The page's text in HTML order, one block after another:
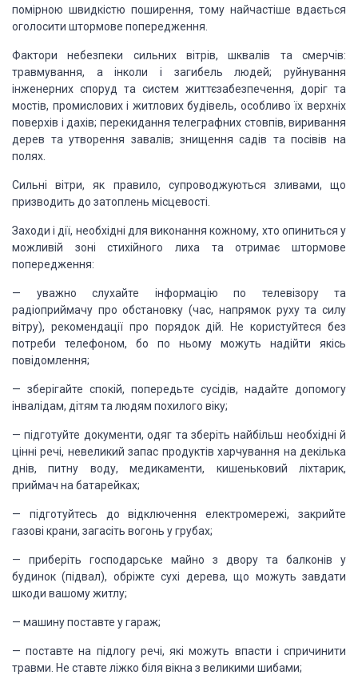
помірною швидкістю поширення, тому найчастіше вдається
оголосити штормове попередження.
Фактори небезпеки сильних вітрів, шквалів та смерчів:
травмування, а інколи і загибель людей; руйнування
інженерних споруд та систем життєзабезпечення, доріг та
мостів, промислових і житлових будівель, особливо їх верхніх
поверхів і дахів; перекидання телеграфних стовпів, виривання
дерев та утворення завалів; знищення садів та посівів на
полях.
Сильні вітри, як правило, супроводжуються зливами, що
призводить до затоплень місцевості.
Заходи і дії, необхідні для виконання кожному, хто опиниться у
можливій зоні стихійного лиха та отримає штормове
попередження:
— уважно слухайте інформацію по телевізору та
радіоприймачу про обстановку (час, напрямок руху та силу
вітру), рекомендації про порядок дій. Не користуйтеся без
потреби телефоном, бо по ньому можуть надійти якісь
повідомлення;
— зберігайте спокій, попередьте сусідів, надайте допомогу
інвалідам, дітям та людям похилого віку;
— підготуйте документи, одяг та зберіть найбільш необхідні й
цінні речі, невеликий запас продуктів харчування на декілька
днів, питну воду, медикаменти, кишеньковий ліхтарик,
приймач на батарейках;
— підготуйтесь до відключення електромережі, закрийте
газові крани, загасіть вогонь у грубах;
— приберіть господарське майно з двору та балконів у
будинок (підвал), обріжте сухі дерева, що можуть завдати
шкоди вашому житлу;
— машину поставте у гараж;
— поставте на підлогу речі, які можуть впасти і спричинити
травми. Не ставте ліжко біля вікна з великими шибами;